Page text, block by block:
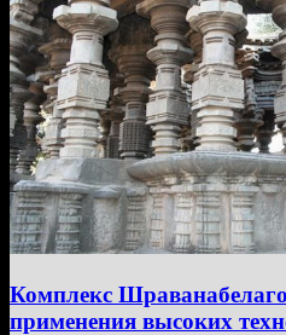
Комплекс
применения высоких